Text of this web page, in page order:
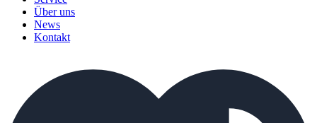
Über uns
News
Kontakt